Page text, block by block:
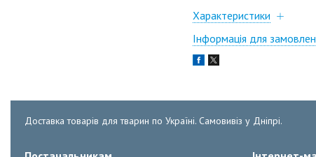
Характеристики
Інформація для
Доставка товарів для тварин по Україні. Самовивіз у Дніпрі.